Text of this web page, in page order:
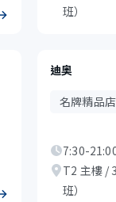
班）
迪奥
名牌精品店
7:30-
T2 主樓 /
班）